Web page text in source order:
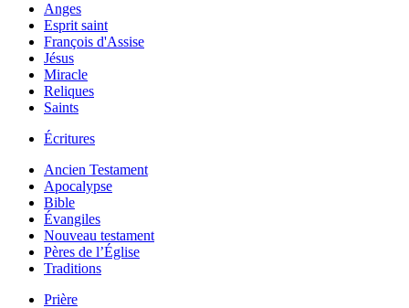
Anges
Esprit saint
François d'Assise
Jésus
Miracle
Reliques
Saints
Écritures
Ancien Testament
Apocalypse
Bible
Évangiles
Nouveau testament
Pères de l’Église
Traditions
Prière